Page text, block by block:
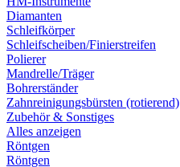
Diamanten
Schleifkörper
Schleifscheiben/Finierstreifen
Polierer
Mandrelle/Träger
Bohrerständer
Zahnreinigungsbürsten (rotierend)
Zubehör & Sonstiges
Alles anzeigen
Röntgen
Röntgen